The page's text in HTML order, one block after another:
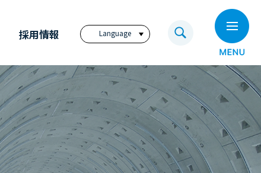
ビジョン
奥村組技術研究所
電子公告
奥村組のイノベーション
採用情報
福利厚生サイト
Language
English
繁體中文